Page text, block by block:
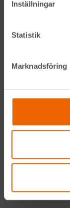
Inställningar
Statistik
Marknadsföring
Instagram
LinkedIn
Navigation
Våra maskiner
Om HLL